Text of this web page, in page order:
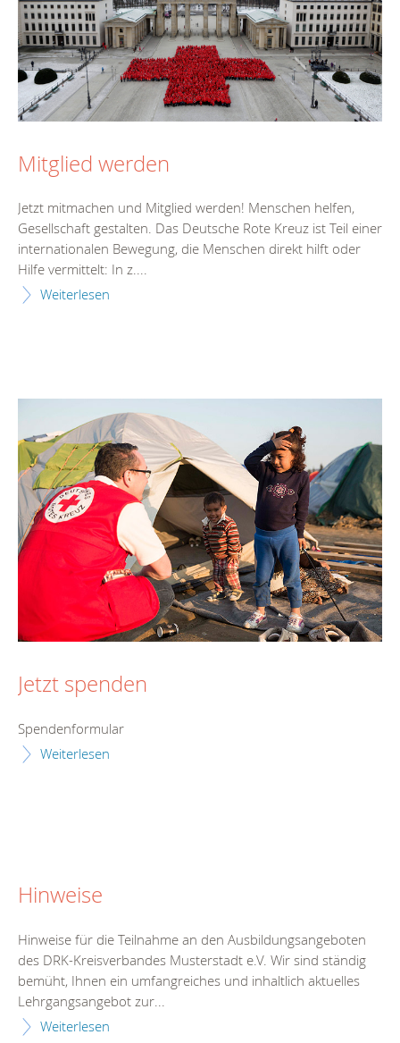
Mitglied werden
Jetzt mitmachen und Mitglied werden! Menschen helfen,
Gesellschaft gestalten. Das Deutsche Rote Kreuz ist Teil einer
internationalen Bewegung, die Menschen direkt hilft oder
Hilfe vermittelt: In z....
Weiterlesen
Jetzt spenden
Spendenformular
Weiterlesen
Hinweise
Hinweise für die Teilnahme an den Ausbildungsangeboten
des DRK-Kreisverbandes Musterstadt e.V. Wir sind ständig
bemüht, Ihnen ein umfangreiches und inhaltlich aktuelles
Lehrgangsangebot zur...
Weiterlesen